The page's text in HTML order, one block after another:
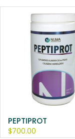
PEPTIPROT
$700.00